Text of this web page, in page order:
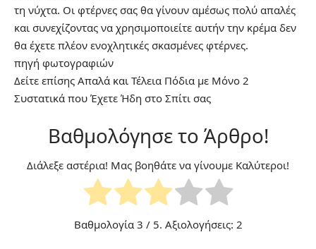
τη νύχτα. Οι φτέρνες σας θα γίνουν αμέσως πολύ απαλές
και συνεχίζοντας να χρησιμοποιείτε αυτήν την κρέμα δεν
θα έχετε πλέον ενοχλητικές σκασμένες φτέρνες.
πηγή φωτογραφιών
Δείτε επίσης Απαλά και Τέλεια Πόδια με Μόνο 2
Συστατικά που Έχετε Ήδη στο Σπίτι σας
Βαθμολόγησε το Άρθρο!
Διάλεξε αστέρια! Μας βοηθάτε να γίνουμε Καλύτεροι!
Βαθμολογία 3 / 5. Αξιολογήσεις: 2